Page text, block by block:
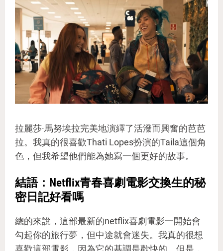
拉麗莎·馬努埃拉完美地演繹了活潑而興奮的芭芭
拉。我真的很喜歡Thati Lopes扮演的Taila這個角
色，但我希望他們能為她寫一個更好的故事。
結語：Netflix青春喜劇電影交換生的秘
密日記好看嗎
總的來說，這部最新的netflix喜劇電影一開始會
勾起你的旅行夢，但中途就會迷失。我真的很想
喜歡這部電影，因為它的基調是歡快的。但是，